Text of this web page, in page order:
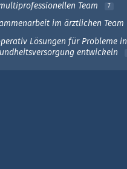
Team
7
im ärztlichen Team
Lösungen für Probleme in
entwickeln